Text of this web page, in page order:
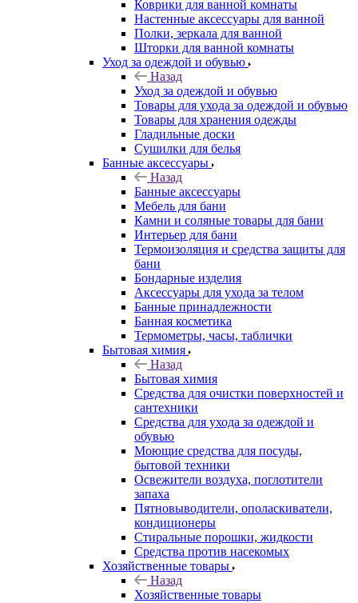
Коврики для ванной комнаты
Настенные аксессуары для ванной
Полки, зеркала для ванной
Шторки для ванной комнаты
Уход за одеждой и обувью
Назад
Уход за одеждой и обувью
Товары для ухода за одеждой и обувью
Товары для хранения одежды
Гладильные доски
Сушилки для белья
Банные аксессуары
Назад
Банные аксессуары
Мебель для бани
Камни и соляные товары для бани
Интерьер для бани
Термоизоляция и средства защиты для
бани
Бондарные изделия
Аксеcсуары для ухода за телом
Банные принадлежности
Банная косметика
Термометры, часы, таблички
Бытовая химия
Назад
Бытовая химия
Средства для очистки поверхностей и
сантехники
Средства для ухода за одеждой и
обувью
Моющие средства для посуды,
бытовой техники
Освежители воздуха, поглотители
запаха
Пятновыводители, ополаскиватели,
кондиционеры
Стиральные порошки, жидкости
Средства против насекомых
Хозяйственные товары
Назад
Хозяйственные товары